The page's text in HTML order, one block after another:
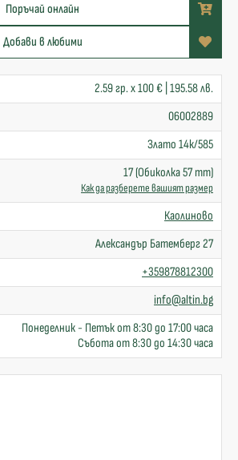
Поръчай онлайн
Добави в любими
2.59 гр. x 100 € | 195.58 лв.
06002889
Злато 14к/585
17 (Обиколка 57 mm)
Как да разберете вашият размер
Каолиново
Александър Батемберг 27
+359878812300
info@altin.bg
Понеделник - Петък от 8:30 до 17:00 часа
Събота от 8:30 до 14:30 часа